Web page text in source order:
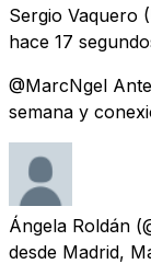
Sergio Vaquero
hace 17
@MarcNgel
semana y
Ángela Roldán
desde Madrid,